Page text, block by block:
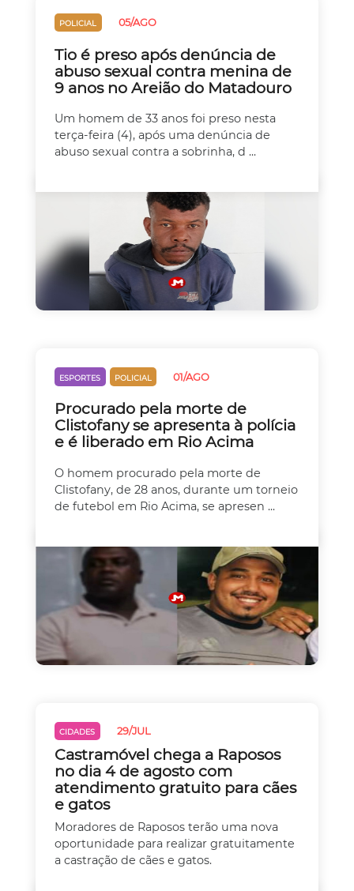
POLICIAL 05/AGO
Tio é preso após denúncia de
abuso sexual contra menina de
9 anos no Areião do Matadouro
Um homem de 33 anos foi preso nesta
terça-feira (4), após uma denúncia de
abuso sexual contra a sobrinha, d ...
ESPORTES POLICIAL 01/AGO
Procurado pela morte de
Clistofany se apresenta à polícia
e é liberado em Rio Acima
O homem procurado pela morte de
Clistofany, de 28 anos, durante um torneio
de futebol em Rio Acima, se apresen ...
CIDADES 29/JUL
Castramóvel chega a Raposos
no dia 4 de agosto com
atendimento gratuito para cães
e gatos
Moradores de Raposos terão uma nova
oportunidade para realizar gratuitamente
a castração de cães e gatos.